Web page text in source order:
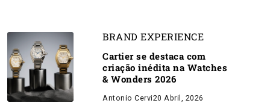
BRAND EXPERIENCE
Cartier se destaca com
criação inédita na Watches
& Wonders 2026
Antonio Cervi20 Abril, 2026